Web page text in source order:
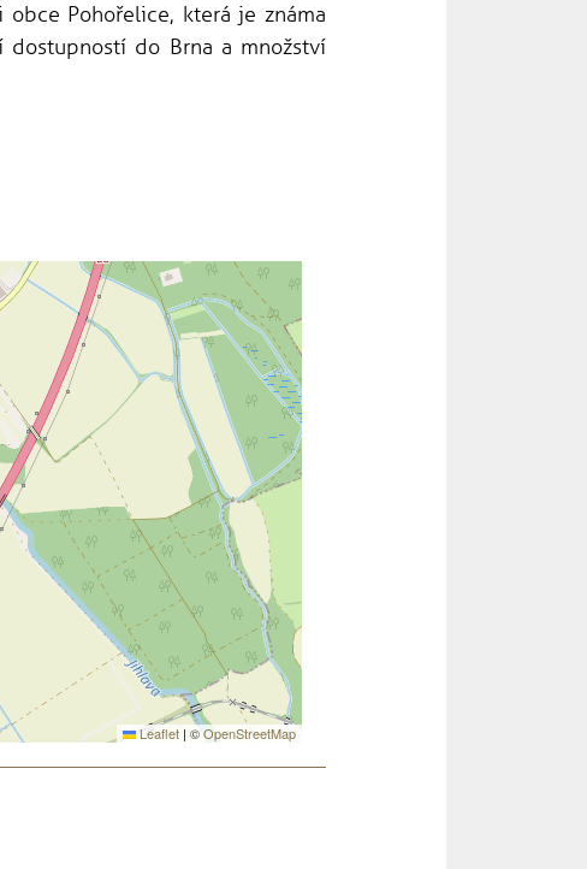
Pohořelice, která je známa
dostupností do Brna a množství
Leaflet | ©OpenStreetMap